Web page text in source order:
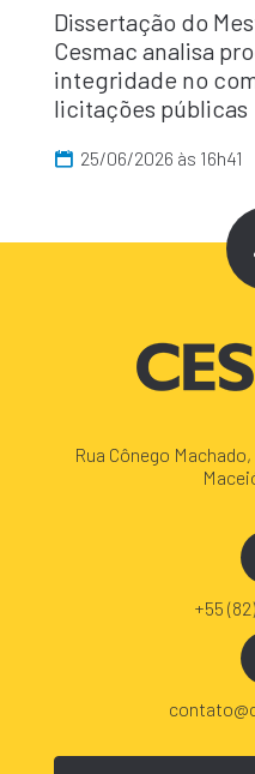
Dissertação do
Cesmac analisa
integridade no
licitações públicas
25/06/2026 às 16h41
Rua Cônego
+55